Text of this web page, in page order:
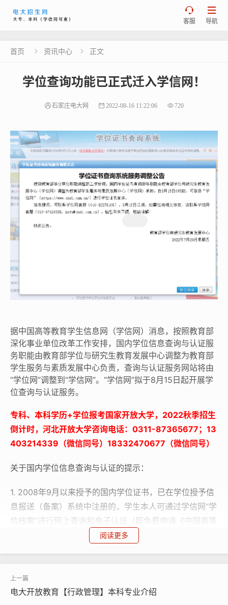

导航

客服
首页  资讯中心  正文
学位查询功能已正式迁入学信网！
石家庄电大网 2022-08-16 11:22:06 720
据中国高等教育学生信息网（学信网）消息，按照教育部
深化事业单位改革工作安排，国内学位信息查询与认证服
务职能由教育部学位与研究生教育发展中心调整为教育部
学生服务与素质发展中心负责，查询与认证服务网站将由
“学位网”调整到“学信网”。“学信网”拟于8月15日起开展学
位查询与认证服务。
专科、​本科学历+学位报考国家开放大学，2022秋季招生
倒计时，河北开放大学咨询电话：0311-87365677；13
403214339（微信同号）18332470677（微信同号）
关于国内学位信息查询与认证的提示：
1. 2008年9月以来授予的国内学位证书，已在学位授予信
息报送（备案）系统中注册的，学生本人可通过学信网“学
信档案”进行网上查询和电子认证（即免费申请《中国高等
教育学位在线验证报告》），不再受理和出具书面认证报
2. 应届毕业生获得学位者，持有的国内学位证书应在学位
授予信息报送（备案）系统中注册后，进行网上查询和电
阅读更多
电大开放教育【行政管理】本科专业介绍